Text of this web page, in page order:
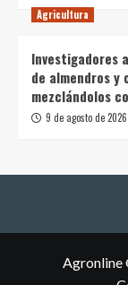
Agricultura
Investigadores
de almendros
mezclándolos
9 de agosto de 2026
Agronline